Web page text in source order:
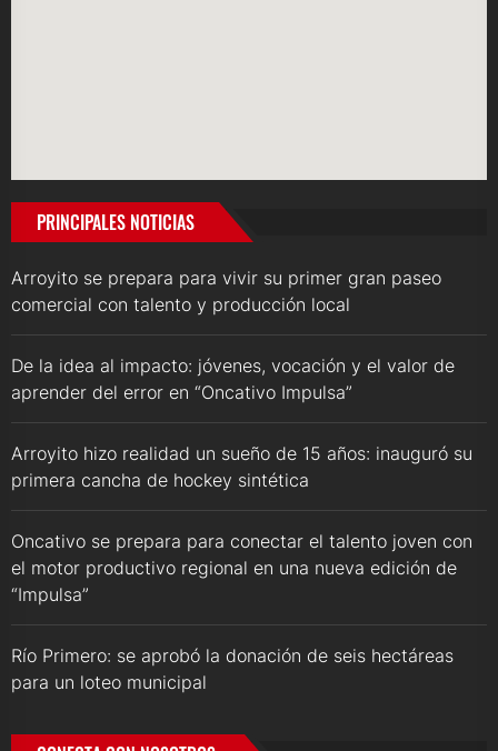
PRINCIPALES NOTICIAS
Arroyito se prepara para vivir su primer gran paseo
comercial con talento y producción local
De la idea al impacto: jóvenes, vocación y el valor de
aprender del error en “Oncativo Impulsa”
Arroyito hizo realidad un sueño de 15 años: inauguró su
primera cancha de hockey sintética
Oncativo se prepara para conectar el talento joven con
el motor productivo regional en una nueva edición de
“Impulsa”
Río Primero: se aprobó la donación de seis hectáreas
para un loteo municipal